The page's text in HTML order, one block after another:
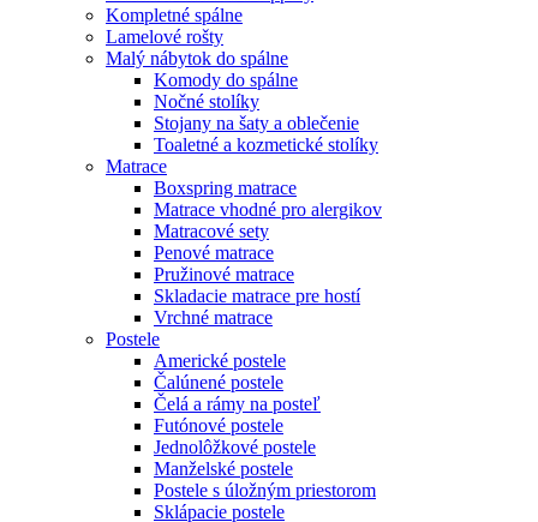
Kompletné spálne
Lamelové rošty
Malý nábytok do spálne
Komody do spálne
Nočné stolíky
Stojany na šaty a oblečenie
Toaletné a kozmetické stolíky
Matrace
Boxspring matrace
Matrace vhodné pro alergikov
Matracové sety
Penové matrace
Pružinové matrace
Skladacie matrace pre hostí
Vrchné matrace
Postele
Americké postele
Čalúnené postele
Čelá a rámy na posteľ
Futónové postele
Jednolôžkové postele
Manželské postele
Postele s úložným priestorom
Sklápacie postele